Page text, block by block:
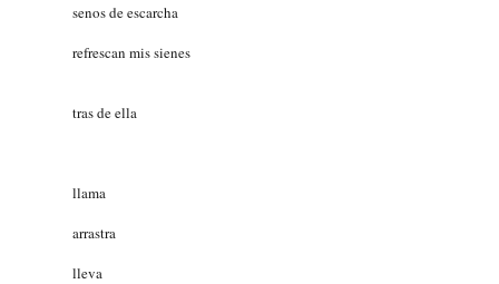
senos de escarcha
refrescan mis sienes
tras de ella
llama
arrastra
lleva